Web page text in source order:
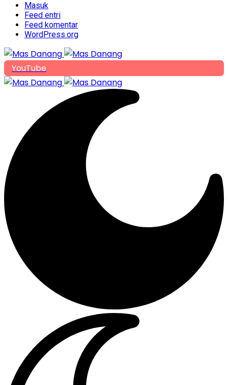
Masuk
Feed entri
Feed komentar
WordPress.org
YouTube